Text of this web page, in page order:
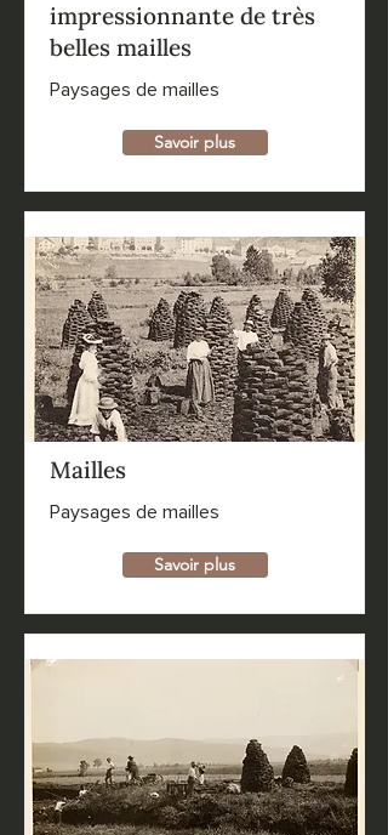
impressionnante de très
belles mailles
Paysages de mailles
Savoir plus
Mailles
Paysages de mailles
Savoir plus